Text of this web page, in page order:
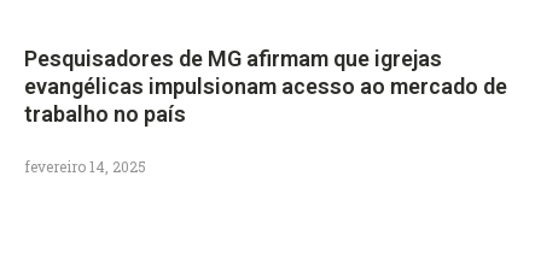
Pesquisadores de MG afirmam que igrejas
evangélicas impulsionam acesso ao mercado de
trabalho no país
fevereiro 14, 2025